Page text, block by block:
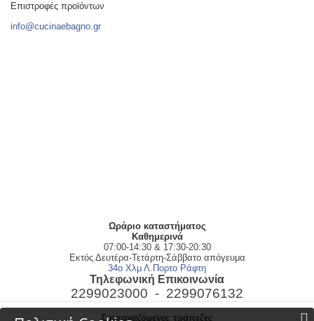
Επιστροφές προϊόντων
info@cucinaebagno.gr
Ωράριο καταστήματος
Kαθημερινά
07:00-14:30 & 17:30-20:30
Εκτός Δευτέρα-Τετάρτη-Σάββατο απόγευμα
34ο Χλμ Λ.Πορτο Ράφτη
Τηλεφωνική Επικοινωνία
2299023000 - 2299076132
Συνεργαζόμενες τράπεζες